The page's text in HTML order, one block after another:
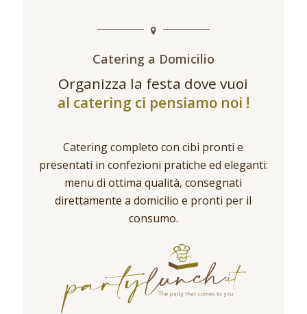
Catering a Domicilio
Organizza la festa dove vuoi
al catering ci pensiamo noi !
Catering completo con cibi pronti e
presentati in confezioni pratiche ed eleganti:
menu di ottima qualità, consegnati
direttamente a domicilio e pronti per il
consumo.